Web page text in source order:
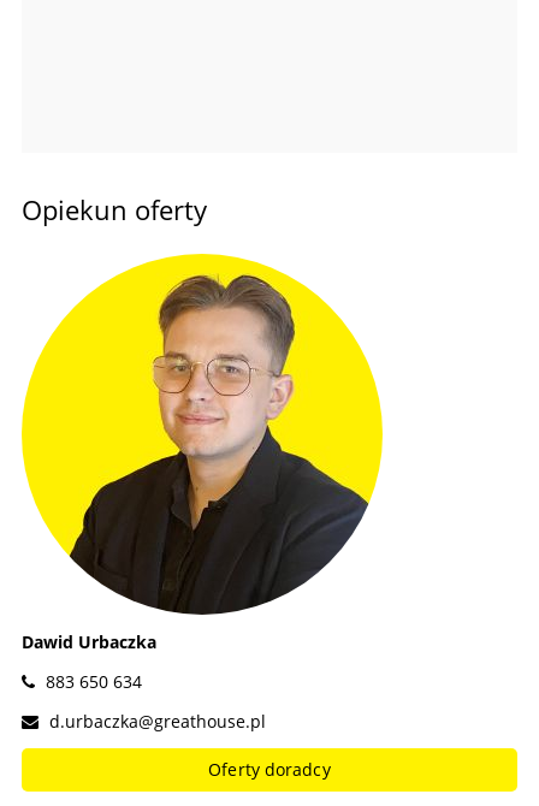
Opiekun oferty
Dawid Urbaczka
883 650 634
d.urbaczka@greathouse.pl
Oferty doradcy